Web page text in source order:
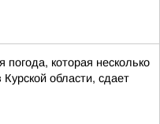
которая несколько
области, сдает